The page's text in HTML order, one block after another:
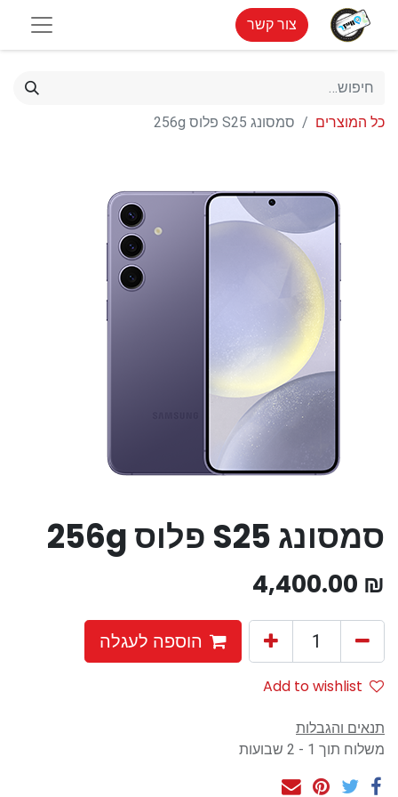
צור קשר
כל המוצרים סמסונג S25 פלוס 256g
סמסונג S25 פלוס 256g
₪
4,400.00
הוספה לעגלה
Add to wishlist
תנאים והגבלות
משלוח תוך 1 - 2 שבועות